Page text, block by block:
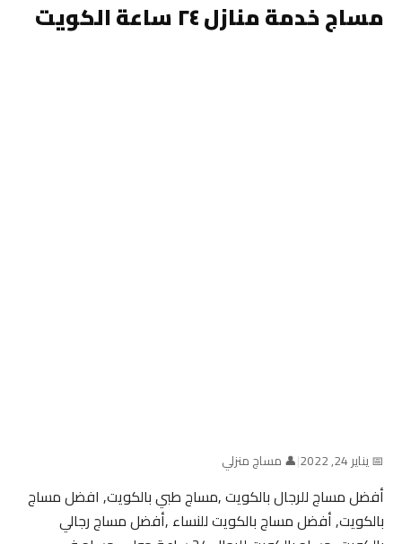
مساج خدمة منازل ٢٤ ساعة الكويت
📅 يناير 24, 2022 |👤 مساج منزلي
أفضل مساج للرجال بالكويت ,مساج طبي بالكويت, افضل مساج
بالكويت, أفضل مساج بالكويت للنساء ,أفضل مساج رجالي